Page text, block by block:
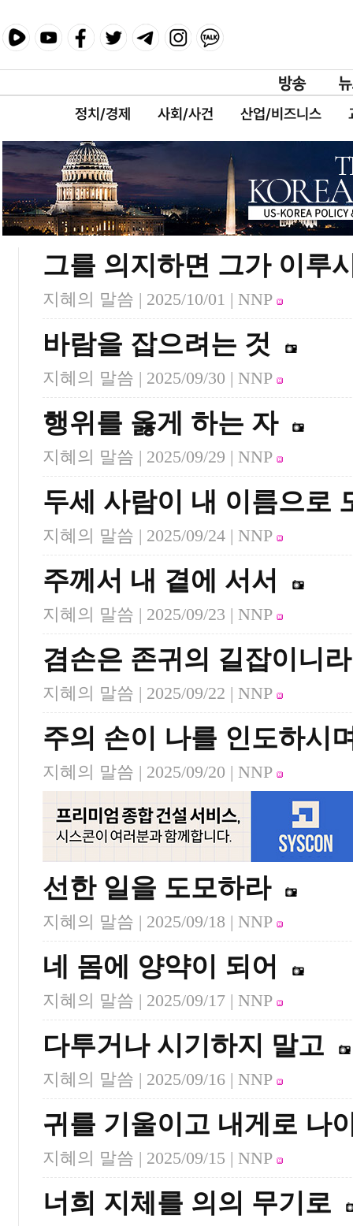
정치/경제 사회/사건 산업/비즈니스
그를 의지하면 그가 이루
지혜의 말씀 | 2025/10/01 | NNP
바람을 잡으려는 것
지혜의 말씀 | 2025/09/30 | NNP
행위를 옳게 하는 자
지혜의 말씀 | 2025/09/29 | NNP
두세 사람이 내 이름으로
지혜의 말씀 | 2025/09/24 | NNP
주께서 내 곁에 서서
지혜의 말씀 | 2025/09/23 | NNP
겸손은 존귀의 길잡이니라
지혜의 말씀 | 2025/09/22 | NNP
주의 손이 나를 인도하시
지혜의 말씀 | 2025/09/20 | NNP
선한 일을 도모하라
지혜의 말씀 | 2025/09/18 | NNP
네 몸에 양약이 되어
지혜의 말씀 | 2025/09/17 | NNP
다투거나 시기하지 말고
지혜의 말씀 | 2025/09/16 | NNP
귀를 기울이고 내게로 나
지혜의 말씀 | 2025/09/15 | NNP
너희 지체를 의의 무기로